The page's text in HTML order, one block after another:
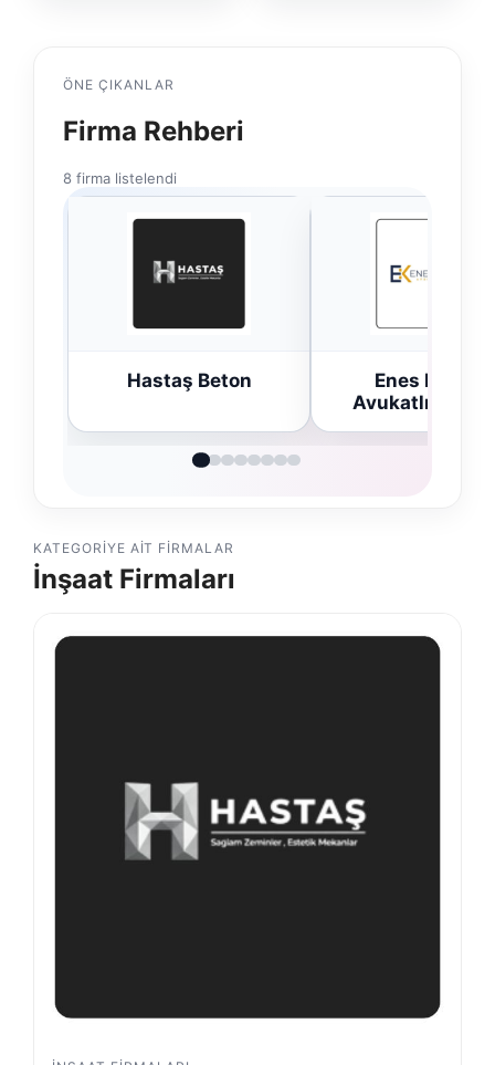
ÖNE ÇIKANLAR
Firma Rehberi
8 firma listelendi
Enes Kaplan
Trend Yapı
KATEGORIYE AIT FIRMALAR
İnşaat Firmaları